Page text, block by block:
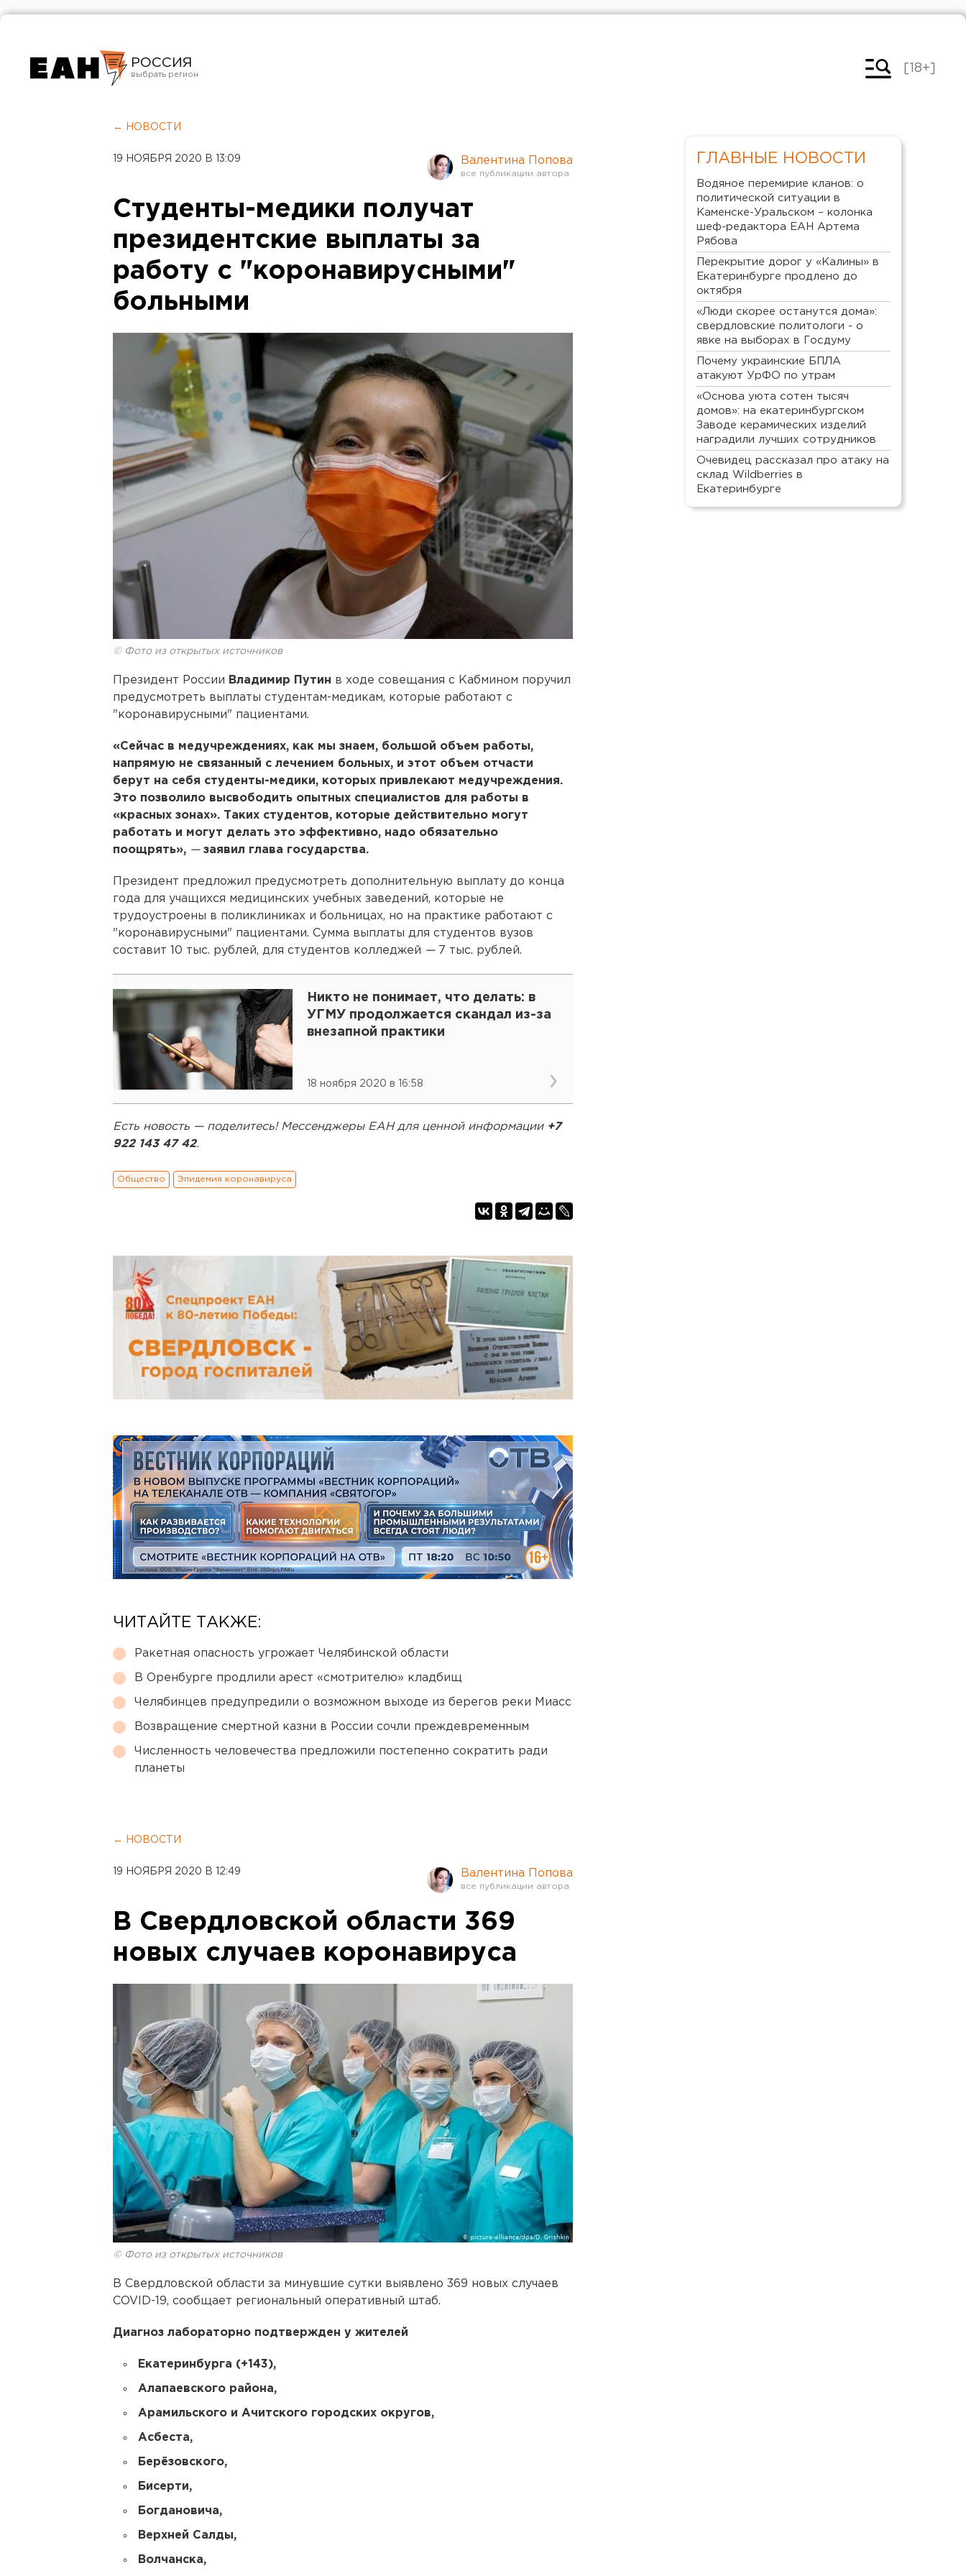
РОССИЯ
Челябинск
[18+]
← НОВОСТИ
19 НОЯБРЯ 2020 В 13:09 Валентина Попова
Студенты-медики получат
президентские выплаты за
работу с "коронавирусными"
больными
© Фото из открытых источников
Президент России Владимир Путин в ходе совещания с Кабмином поручил
предусмотреть выплаты студентам-медикам, которые работают с
"коронавирусными" пациентами.
«Сейчас в медучреждениях, как мы знаем, большой объем работы,
напрямую не связанный с лечением больных, и этот объем отчасти
берут на себя студенты-медики, которых привлекают медучреждения.
Это позволило высвободить опытных специалистов для работы в
«красных зонах». Таких студентов, которые действительно могут
работать и могут делать это эффективно, надо обязательно
поощрять», —заявил глава государства.
Президент предложил предусмотреть дополнительную выплату до конца
года для учащихся медицинских учебных заведений, которые не
трудоустроены в поликлиниках и больницах, но на практике работают с
"коронавирусными" пациентами. Сумма выплаты для студентов вузов
составит 10 тыс. рублей, для студентов колледжей —7 тыс. рублей.
Никто не понимает, что делать: в
УГМУ продолжается скандал из-за
внезапной практики
18 ноября 2020 в 16:58
Есть новость — поделитесь! Мессенджеры ЕАН для ценной информации +7
922 143 47 42.
Общество Эпидемия коронавируса
ЧИТАЙТЕ ТАКЖЕ:
Ракетная опасность угрожает Челябинской области
В Оренбурге продлили арест «смотрителю» кладбищ
Челябинцев предупредили о возможном выходе из берегов реки Миасс
Возвращение смертной казни в России сочли преждевременным
Численность человечества предложили постепенно сократить ради
планеты
← НОВОСТИ
19 НОЯБРЯ 2020 В 12:49 Валентина Попова
В Свердловской области 369
новых случаев коронавируса
© Фото из открытых источников
В Свердловской области за минувшие сутки выявлено 369 новых случаев
COVID-19, сообщает региональный оперативный штаб.
Диагноз лабораторно подтвержден у жителей
Екатеринбурга (+143),
Алапаевского района,
Арамильского и Ачитского городских округов,
Асбеста,
Берёзовского,
Бисерти,
Богдановича,
Верхней Салды,
Волчанска,
ГЛАВНЫЕ НОВОСТИ
Водяное перемирие кланов: о
политической ситуации в
Каменске-Уральском – колонка
шеф-редактора ЕАН Артема
Рябова
Перекрытие дорог у «Калины» в
Екатеринбурге продлено до
октября
«Люди скорее останутся дома»:
свердловские политологи - о
явке на выборах в Госдуму
Почему украинские БПЛА
атакуют УрФО по утрам
«Основа уюта сотен тысяч
домов»: на екатеринбургском
Заводе керамических изделий
наградили лучших сотрудников
Очевидец рассказал про атаку на
склад Wildberries в
Екатеринбурге